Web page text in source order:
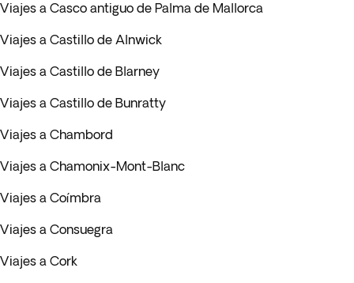
Viajes a Casco antiguo de Palma de Mallorca
Viajes a Castillo de Alnwick
Viajes a Castillo de Blarney
Viajes a Castillo de Bunratty
Viajes a Chambord
Viajes a Chamonix-Mont-Blanc
Viajes a Coímbra
Viajes a Consuegra
Viajes a Cork